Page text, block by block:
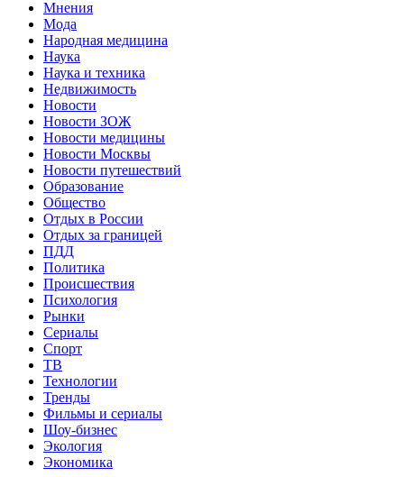
Мнения
Мода
Народная медицина
Наука
Наука и техника
Недвижимость
Новости
Новости ЗОЖ
Новости медицины
Новости Москвы
Новости путешествий
Образование
Общество
Отдых в России
Отдых за границей
ПДД
Политика
Происшествия
Психология
Рынки
Сериалы
Спорт
ТВ
Технологии
Тренды
Фильмы и сериалы
Шоу-бизнес
Экология
Экономика